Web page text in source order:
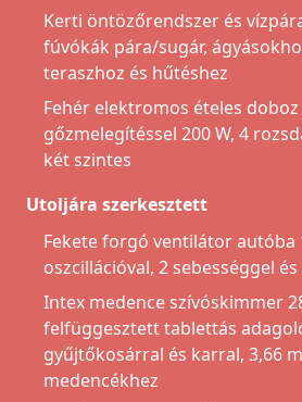
Kerti öntözőrendszer és
fúvókák pára/sugár,
teraszhoz és hűtéshez
Fehér elektromos ételes doboz
gőzmelegítéssel 200 W, 4
két szintes
Utoljára szerkesztett
Fekete forgó ventilátor autóba
oszcillációval, 2 sebességgel
Intex medence szívóskimmer
felfüggesztett tablettás
gyűjtőkosárral és karral, 3,66
medencékhez